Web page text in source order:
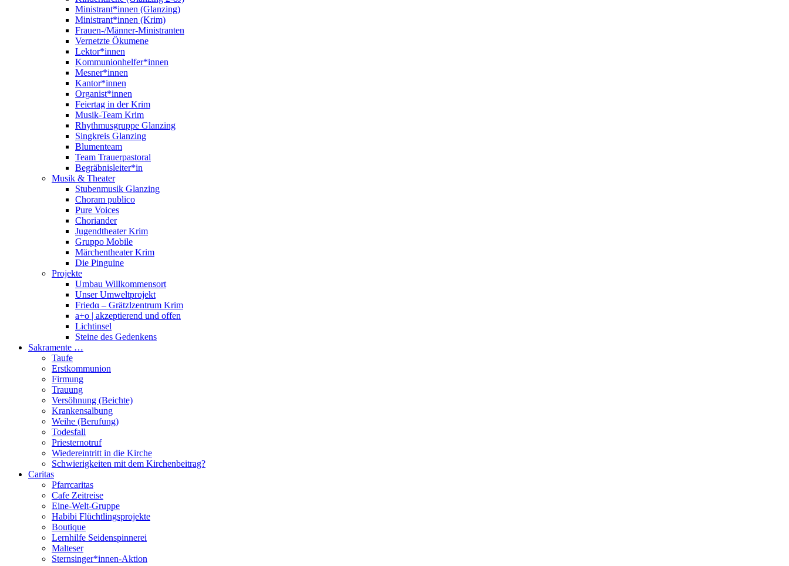
Ministrant*innen (Glanzing)
Ministrant*innen (Krim)
Frauen-/Männer-Ministranten
Vernetzte Ökumene
Lektor*innen
Kommunionhelfer*innen
Mesner*innen
Kantor*innen
Organist*innen
Feiertag in der Krim
Musik-Team Krim
Rhythmusgruppe Glanzing
Singkreis Glanzing
Blumenteam
Team Trauerpastoral
Begräbnisleiter*in
Musik & Theater
Stubenmusik Glanzing
Choram publico
Pure Voices
Choriander
Jugendtheater Krim
Gruppo Mobile
Märchentheater Krim
Die Pinguine
Projekte
Umbau Willkommensort
Unser Umweltprojekt
Friedα – Grätzlzentrum Krim
a+o | akzeptierend und offen
Lichtinsel
Steine des Gedenkens
Sakramente …
Taufe
Erstkommunion
Firmung
Trauung
Versöhnung (Beichte)
Krankensalbung
Weihe (Berufung)
Todesfall
Priesternotruf
Wiedereintritt in die Kirche
Schwierigkeiten mit dem Kirchenbeitrag?
Caritas
Pfarrcaritas
Cafe Zeitreise
Eine-Welt-Gruppe
Habibi Flüchtlingsprojekte
Boutique
Lernhilfe Seidenspinnerei
Malteser
Sternsinger*innen-Aktion